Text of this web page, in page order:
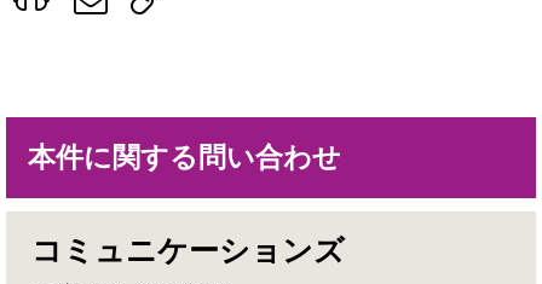
本件に関する問い合わせ
コミュニケーションズ